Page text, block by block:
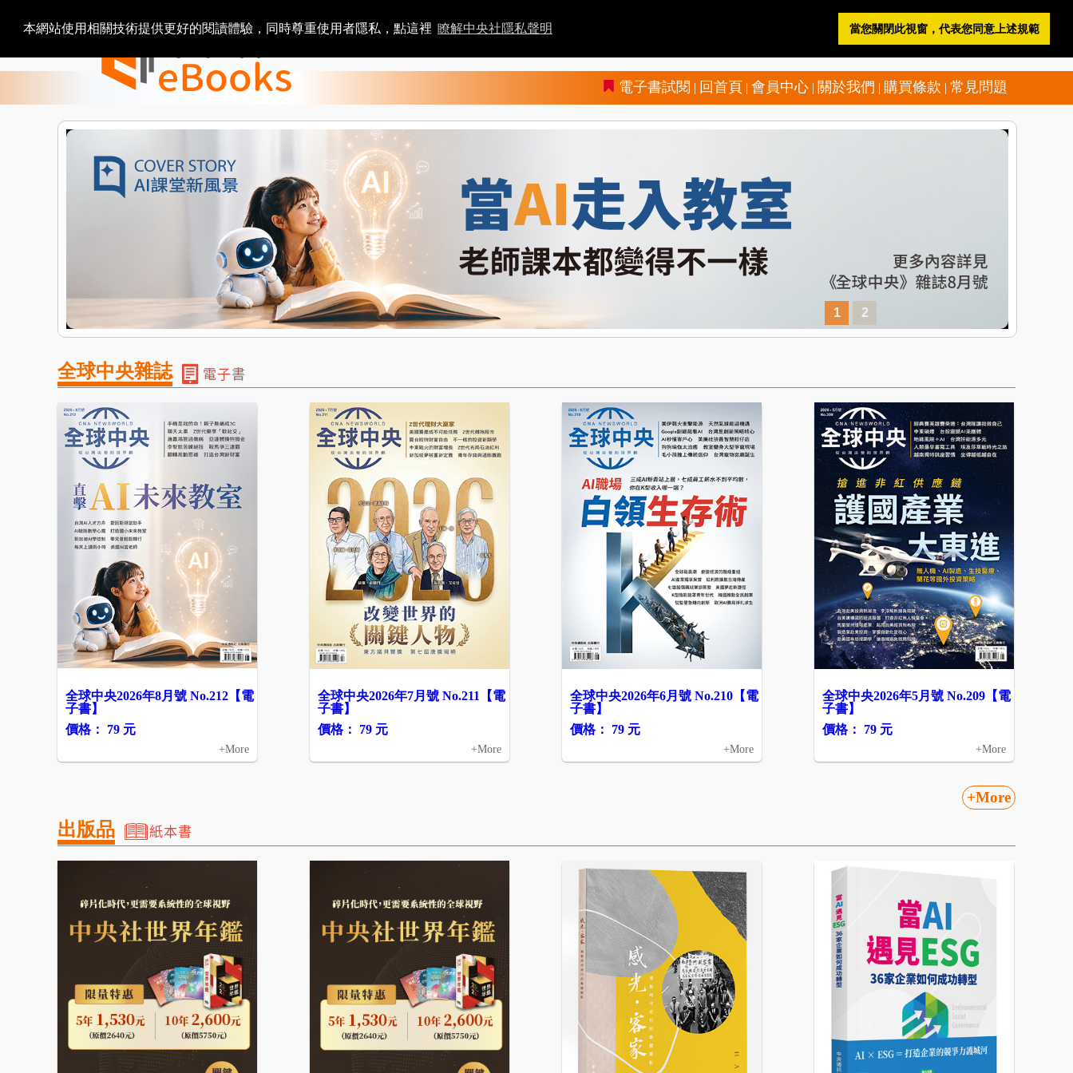
本網站使用相關技術提供更好的閱讀體驗，同時尊重使用者隱私，點這裡 瞭解中央社隱私聲明 當您關閉此視窗，代表您同意上述規範
購物車 電子書櫃
電子書試閱 | 回首頁 | 會員中心 | 關於我們 | 購買條款 | 常見問題
1 2
全球中央雜誌
全球中央2026年8月號 No.212【電
子書】
價格： 79 元
+More
全球中央2026年7月號 No.211【電
子書】
價格： 79 元
+More
全球中央2026年6月號 No.210【電
子書】
價格： 79 元
+More
全球中央2026年5月號 No.209【電
子書】
價格： 79 元
+More
+More
出版品